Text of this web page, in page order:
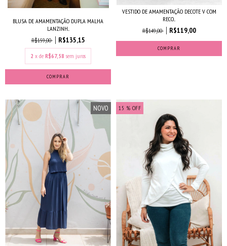
BLUSA DE AMAMENTAÇÃO DUPLA MALHA
LANZINH...
R$159,00
R$135,15
2 x de R$67,58 sem juros
COMPRAR
VESTIDO DE AMAMENTAÇÃO DECOTE V COM
RECO...
R$149,00
R$119,00
COMPRAR
NOVO 15 % OFF